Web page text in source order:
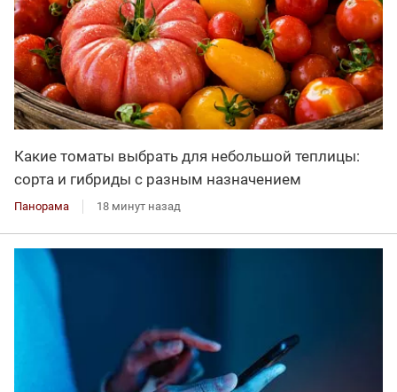
Какие томаты выбрать для небольшой теплицы:
сорта и гибриды с разным назначением
Панорама 18 минут назад